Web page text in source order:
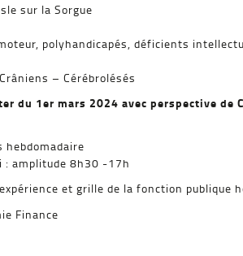
sur la Sorgue
polyhandicapés, déficients
– Cérébrolésés
du 1er mars 2024 avec perspective
hebdomadaire
: amplitude 8h30 -17h
et grille de la fonction publique
Finance